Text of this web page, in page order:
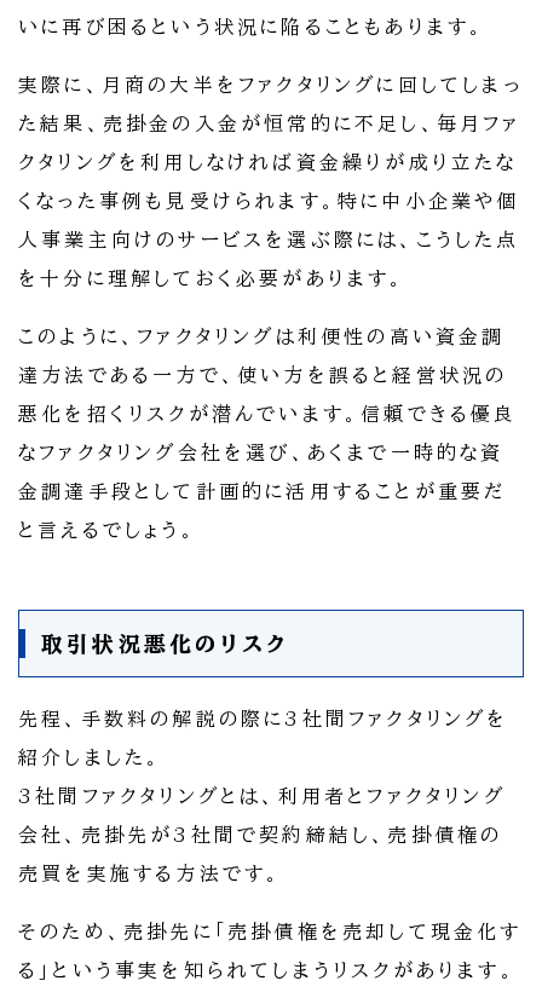
いに再び困るという状況に陥ることもあります。
実際に、月商の大半をファクタリングに回してしまっ
た結果、売掛金の入金が恒常的に不足し、毎月ファ
クタリングを利用しなければ資金繰りが成り立たな
くなった事例も見受けられます。特に中小企業や個
人事業主向けのサービスを選ぶ際には、こうした点
を十分に理解しておく必要があります。
このように、ファクタリングは利便性の高い資金調
達方法である一方で、使い方を誤ると経営状況の
悪化を招くリスクが潜んでいます。信頼できる優良
なファクタリング会社を選び、あくまで一時的な資
金調達手段として計画的に活用することが重要だ
と言えるでしょう。
取引状況悪化のリスク
先程、手数料の解説の際に3社間ファクタリングを
紹介しました。
3社間ファクタリングとは、利用者とファクタリング
会社、売掛先が3社間で契約締結し、売掛債権の
売買を実施する方法です。
そのため、売掛先に「売掛債権を売却して現金化す
る」という事実を知られてしまうリスクがあります。